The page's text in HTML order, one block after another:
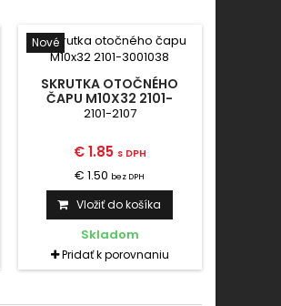
Nové
SKRUTKA OTOČNÉHO
ČAPU M10X32 2101-
3001038
2101-2107
€ 1.85 s DPH
€ 1.50 bez DPH
Vložiť do košíka
Skladom
Pridať k porovnaniu